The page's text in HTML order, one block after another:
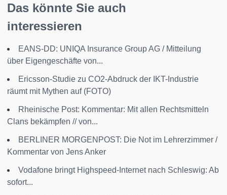
Das könnte Sie auch
interessieren
EANS-DD: UNIQA Insurance Group AG / Mitteilung
über Eigengeschäfte von...
Ericsson-Studie zu CO2-Abdruck der IKT-Industrie
räumt mit Mythen auf (FOTO)
Rheinische Post: Kommentar: Mit allen Rechtsmitteln
Clans bekämpfen // von...
BERLINER MORGENPOST: Die Not im Lehrerzimmer /
Kommentar von Jens Anker
Vodafone bringt Highspeed-Internet nach Schleswig: Ab
sofort...